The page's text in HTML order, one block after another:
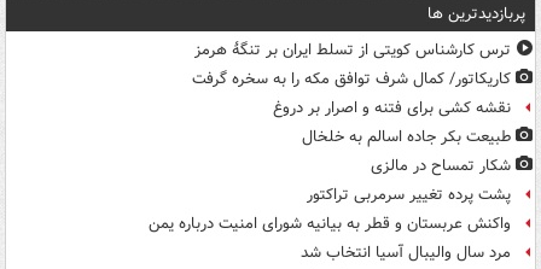
پربازدیدترین ها
ترس کارشناس کویتی از تسلط ایران بر تنگۀ هرمز
کاریکاتور/ کمال شرف توافق مکه را به سخره گرفت
نقشه کشی برای فتنه و اصرار بر دروغ
طبیعت بکر جاده اسالم به خلخال
شکار تمساح در مالزی
پشت پرده تغییر سرمربی تراکتور
واکنش عربستان و قطر به بیانیه شورای امنیت درباره یمن
مرد سال والیبال آسیا انتخاب شد